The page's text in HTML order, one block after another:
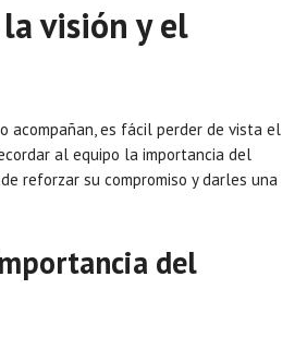
visión y el
acompañan, es fácil perder de vista el
al equipo la importancia del
reforzar su compromiso y darles una
del